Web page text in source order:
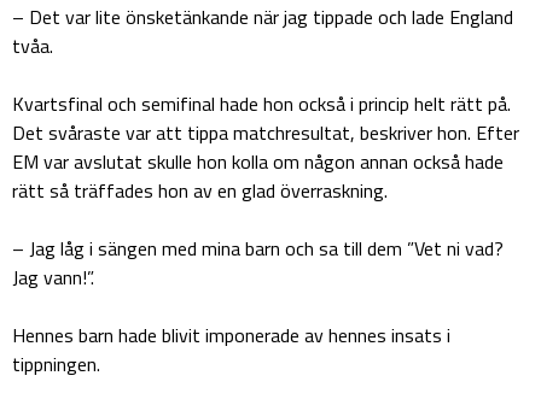
– Det var lite önsketänkande när jag tippade och lade England
tvåa.
Kvartsfinal och semifinal hade hon också i princip helt rätt på.
Det svåraste var att tippa matchresultat, beskriver hon. Efter
EM var avslutat skulle hon kolla om någon annan också hade
rätt så träffades hon av en glad överraskning.
– Jag låg i sängen med mina barn och sa till dem ”Vet ni vad?
Jag vann!”.
Hennes barn hade blivit imponerade av hennes insats i
tippningen.